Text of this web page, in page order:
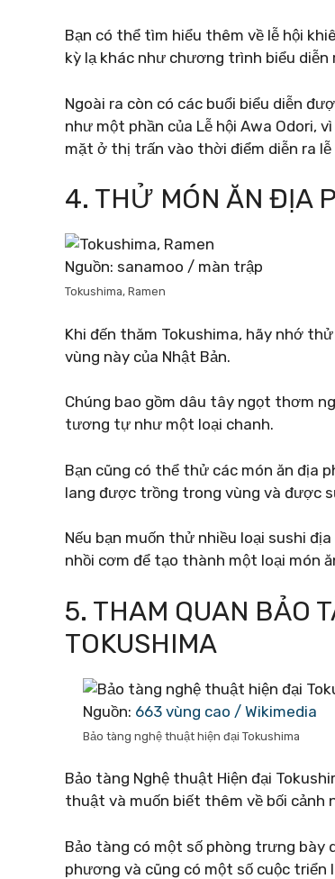
Bạn có thể tìm hiểu thêm về lễ hội
kỳ lạ khác như chương trình biểu
Ngoài ra còn có các buổi biểu diễn
như một phần của Lễ hội Awa Odori,
mặt ở thị trấn vào thời điểm diễn ra
4. THỬ MÓN ĂN ĐỊA
Nguồn: sanamoo / màn trập
Tokushima, Ramen
Khi đến thăm Tokushima, hãy nhớ
vùng này của Nhật Bản.
Chúng bao gồm dâu tây ngọt thơm
tương tự như một loại chanh.
Bạn cũng có thể thử các món ăn địa
lang được trồng trong vùng và được
Nếu bạn muốn thử nhiều loại sushi
nhồi cơm để tạo thành một loại món
5. THAM QUAN BẢO
TOKUSHIMA
Nguồn: 663 vùng cao / Wikimedia
Bảo tàng nghệ thuật hiện đại Tokushima
Bảo tàng Nghệ thuật Hiện đại
thuật và muốn biết thêm về bối cảnh
Bảo tàng có một số phòng trưng bày
phương và cũng có một số cuộc